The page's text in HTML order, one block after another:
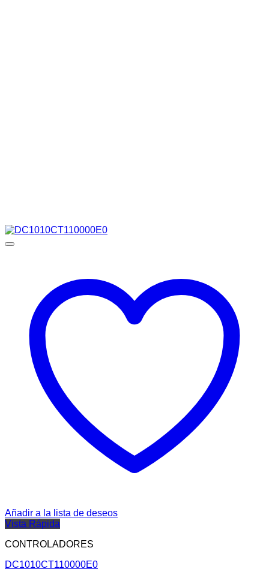
Añadir a la lista de deseos
Vista Rápida
CONTROLADORES
DC1010CT110000E0